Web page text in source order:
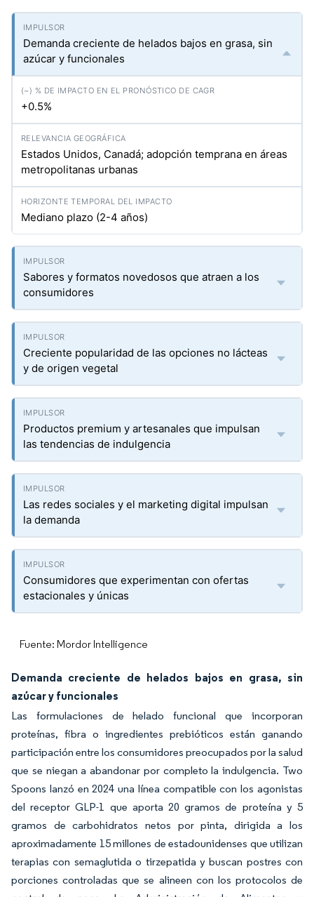
Demanda creciente de helados bajos en grasa, sin
azúcar y funcionales
+0.5%
Estados Unidos, Canadá; adopción temprana en áreas
metropolitanas urbanas
Mediano plazo (2-4 años)
Sabores y formatos novedosos que atraen a los
consumidores
Creciente popularidad de las opciones no lácteas
y de origen vegetal
Productos premium y artesanales que impulsan
las tendencias de indulgencia
Las redes sociales y el marketing digital impulsan
la demanda
Consumidores que experimentan con ofertas
estacionales y únicas
Fuente: Mordor Intelligence
Demanda creciente de helados bajos en grasa, sin
azúcar y funcionales
Las formulaciones de helado funcional que incorporan
proteínas, fibra o ingredientes prebióticos están ganando
participación entre los consumidores preocupados por la salud
que se niegan a abandonar por completo la indulgencia. Two
Spoons lanzó en 2024 una línea compatible con los agonistas
del receptor GLP-1 que aporta 20 gramos de proteína y 5
gramos de carbohidratos netos por pinta, dirigida a los
aproximadamente 15 millones de estadounidenses que utilizan
terapias con semaglutida o tirzepatida y buscan postres con
porciones controladas que se alineen con los protocolos de